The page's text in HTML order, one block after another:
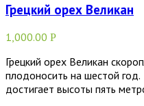
Грецкий орех Великан
1,000.00 Р
Грецкий орех Великан
плодоносить на шестой
достигает высоты пять